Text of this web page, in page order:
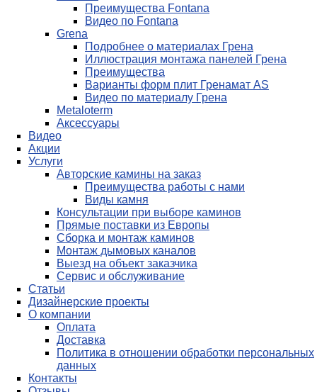
Преимущества Fontana
Видео по Fontana
Grena
Подробнее о материалах Грена
Иллюстрация монтажа панелей Грена
Преимущества
Варианты форм плит Гренамат AS
Видео по материалу Грена
Metaloterm
Аксессуары
Видео
Акции
Услуги
Авторские камины на заказ
Преимущества работы с нами
Виды камня
Консультации при выборе каминов
Прямые поставки из Европы
Сборка и монтаж каминов
Монтаж дымовых каналов
Выезд на объект заказчика
Сервис и обслуживание
Статьи
Дизайнерские проекты
О компании
Оплата
Доставка
Политика в отношении обработки персональных
данных
Контакты